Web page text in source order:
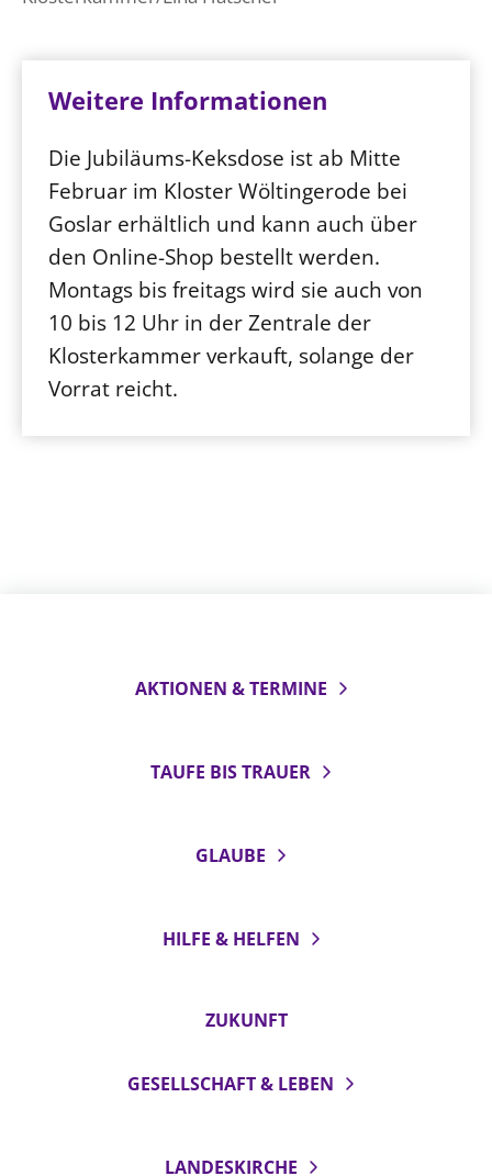
Weitere Informationen
Die Jubiläums-Keksdose ist ab Mitte
Februar im Kloster Wöltingerode bei
Goslar erhältlich und kann auch über
den Online-Shop bestellt werden.
Montags bis freitags wird sie auch von
10 bis 12 Uhr in der Zentrale der
Klosterkammer verkauft, solange der
Vorrat reicht.
AKTIONEN & TERMINE
TAUFE BIS TRAUER
GLAUBE
HILFE & HELFEN
ZUKUNFT
GESELLSCHAFT & LEBEN
LANDESKIRCHE